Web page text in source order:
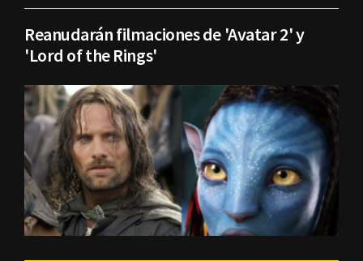
Reanudarán filmaciones de 'Avatar 2' y
'Lord of the Rings'